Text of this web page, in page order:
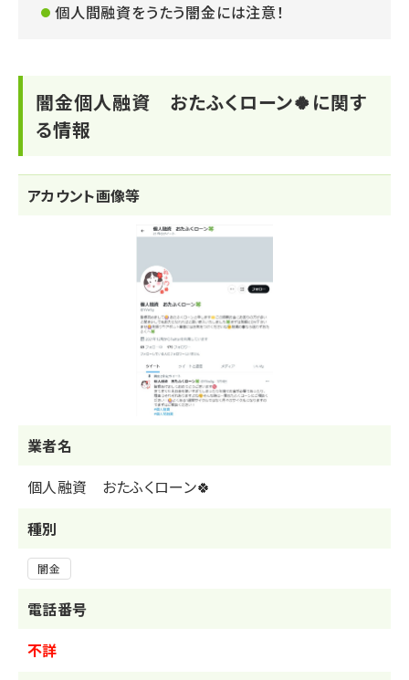
個人間融資をうたう闇金には注意！
闇金個人融資 おたふくローン🍀に関す
る情報
アカウント画像等
業者名
個人融資 おたふくローン🍀
種別
闇金
電話番号
不詳